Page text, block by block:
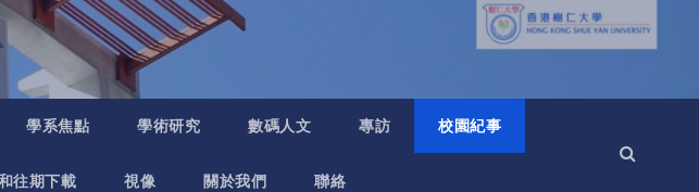
學系焦點 學術研究 數碼人文 專訪 校園紀事
往期下載 視像 關於我們 聯絡